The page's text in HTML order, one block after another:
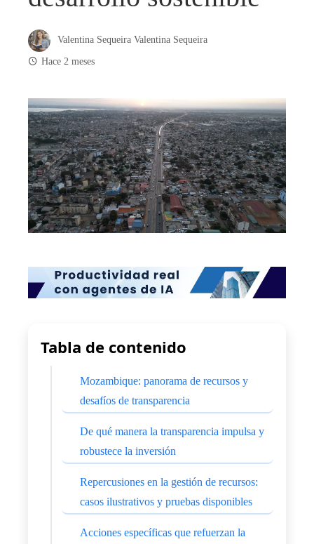
Valentina Sequeira Valentina Sequeira
Hace 2 meses
Tabla de contenido
Mozambique: panorama de recursos y
desafíos de transparencia
De qué manera la transparencia impulsa y
robustece la inversión
Repercusiones en la gestión de recursos:
casos ilustrativos y pruebas disponibles
Acciones específicas que refuerzan la